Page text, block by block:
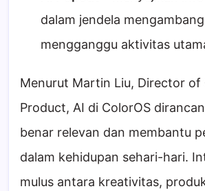
dalam jendela
mengganggu aktivitas
Menurut Martin Liu, Director of
Product, AI di ColorOS
benar relevan dan membantu
dalam kehidupan sehari-hari.
mulus antara kreativitas,